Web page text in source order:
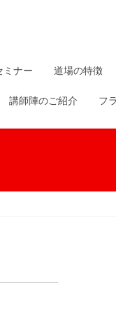
ミナー 道場の特徴
講師陣のご紹介 フ